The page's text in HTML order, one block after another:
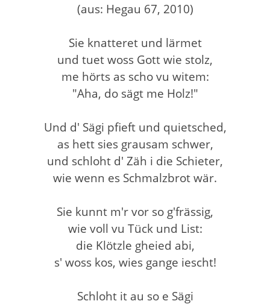
(aus: Hegau 67, 2010)
Sie knatteret und lärmet
und tuet woss Gott wie stolz,
me hörts as scho vu witem:
"Aha, do sägt me Holz!"
Und d' Sägi pfieft und quietsched,
as hett sies grausam schwer,
und schloht d' Zäh i die Schieter,
wie wenn es Schmalzbrot wär.
Sie kunnt m'r vor so g'frässig,
wie voll vu Tück und List:
die Klötzle gheied abi,
s' woss kos, wies gange iescht!
Schloht it au so e Sägi